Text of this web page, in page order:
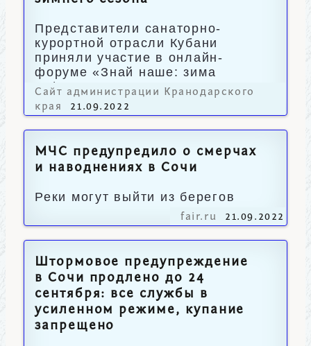
Представители санаторно-
курортной отрасли Кубани
приняли участие в онлайн-
форуме «Знай наше: зима
22/23».
Сайт администрации Кранодарского
края
21.09.2022
МЧС предупредило о смерчах
и наводнениях в Сочи
Реки могут выйти из берегов
fair.ru 21.09.2022
Штормовое предупреждение
в Сочи продлено до 24
сентября: все службы в
усиленном режиме, купание
запрещено